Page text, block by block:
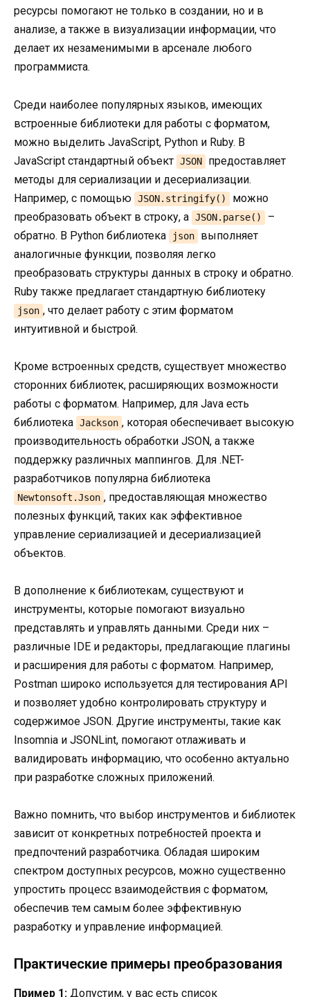
ресурсы помогают не только в создании, но и в
анализе, а также в визуализации информации, что
делает их незаменимыми в арсенале любого
программиста.
Среди наиболее популярных языков, имеющих
встроенные библиотеки для работы с форматом,
можно выделить JavaScript, Python и Ruby. В
JavaScript стандартный объект JSON
предоставляет
методы для сериализации и десериализации.
Например, с помощью JSON.stringify()
можно
преобразовать объект в строку, а JSON.parse()
–
обратно. В Python библиотека
json
выполняет
аналогичные функции, позволяя легко
преобразовать структуры данных в строку и обратно.
Ruby также предлагает стандартную библиотеку
json , что делает работу с этим форматом
интуитивной и быстрой.
Кроме встроенных средств, существует множество
сторонних библиотек, расширяющих возможности
работы с форматом. Например, для Java есть
библиотека Jackson , которая обеспечивает высокую
производительность обработки JSON, а также
поддержку различных маппингов. Для .NET-
разработчиков популярна библиотека
Newtonsoft.Json , предоставляющая множество
полезных функций, таких как эффективное
управление сериализацией и десериализацией
объектов.
В дополнение к библиотекам, существуют и
инструменты, которые помогают визуально
представлять и управлять данными. Среди них –
различные IDE и редакторы, предлагающие плагины
и расширения для работы с форматом. Например,
Postman широко используется для тестирования API
и позволяет удобно контролировать структуру и
содержимое JSON. Другие инструменты, такие как
Insomnia и JSONLint, помогают отлаживать и
валидировать информацию, что особенно актуально
при разработке сложных приложений.
Важно помнить, что выбор инструментов и библиотек
зависит от конкретных потребностей проекта и
предпочтений разработчика. Обладая широким
спектром доступных ресурсов, можно существенно
упростить процесс взаимодействия с форматом,
обеспечив тем самым более эффективную
разработку и управление информацией.
Практические примеры преобразования
Пример 1: Допустим, у вас есть список